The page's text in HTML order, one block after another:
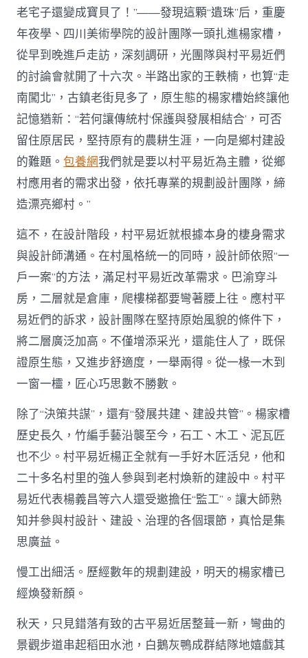
老宅子還變成寶貝了！”——發現這顆“遺珠”后，重慶
年夜學、四川美術學院的設計團隊一頭扎進楊家槽，
從早到晚進戶走訪，深刻調研，光團隊與村平易近們
的討論會就開了十六次。半路出家的王軼楠，也算“走
南闖北”，古鎮老街見多了，原生態的楊家槽始終讓他
記憶猶新：“若何讓傳統村‘保護與發展相結合’，可否
留住原居民，堅持原有的農耕生涯，一向是鄉村建設
的難題。包養網我們就是要以村平易近為主體，從鄉
村應用者的需求出發，依托專業的規劃設計團隊，締
造漂亮鄉村。”
這不，在設計階段，村平易近就根據本身的棲身需求
與設計師溝通。在村風格統一的同時，設計師依照“一
戶一案”的方法，滿足村平易近改革需求。巴渝穿斗
房，二層就是倉庫，爬樓梯都要彎著腰上往。應村平
易近們的訴求，設計團隊在堅持原始風貌的條件下，
將二層廣泛加高。不僅增添采光，還能住人了，既保
證原生態，又進步舒適度，一舉兩得。從一椽一木到
一窗一欞，匠心巧思數不勝數。
除了“決策共謀”，還有“發展共建、建設共管”。楊家槽
歷史長久，竹編手藝沿襲至今，石工、木工、泥瓦匠
也不少。村平易近楊正全就有一手好木匠活兒，他和
二十多名村里的強人參與到老村煥新的建設中。村平
易近代表楊義昌等六人還受邀擔任“監工”。讓大師熟
知并參與村設計、建設、治理的各個環節，真恰是集
思廣益。
慢工出細活。歷經數年的規劃建設，明天的楊家槽已
經煥發新顏。
秋天，只見錯落有致的古平易近居整葺一新，彎曲的
景觀步道串起稻田水池，白鵝灰鴨成群結隊地嬉戲其